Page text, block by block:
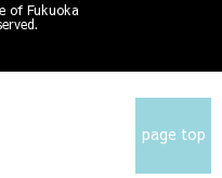
page top
of Fukuoka